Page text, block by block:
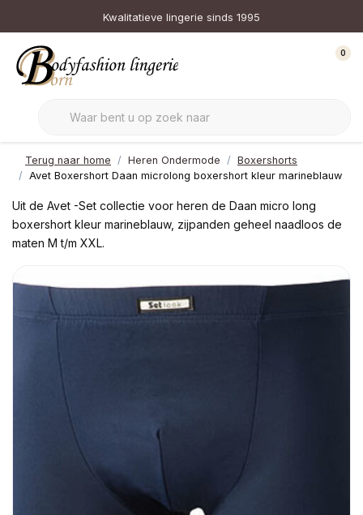
Kwalitatieve lingerie sinds 1995
0
Terug naar home Heren Ondermode
Boxershorts
Avet Boxershort Daan microlong boxershort kleur marineblauw
Uit de Avet -Set collectie voor heren de Daan micro long
boxershort kleur marineblauw, zijpanden geheel naadloos de
maten M t/m XXL.